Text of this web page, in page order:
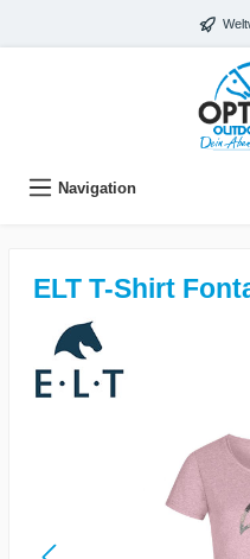
Navigation
ELT T-Shirt